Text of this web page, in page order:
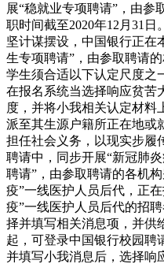
展“稳就业专项聘请”，由参
职时间截至2020年12月31
坚计谋摆设，中国银行正在
生专项聘请”，由参取聘请
学生须合适以下认定尺度之
在报名系统当选择响应贫苦
度，并将小我相关认定材料
派至其生源户籍所正在地或
担任社会义务，以现实步履
聘请中，同步开展“新冠肺
聘请”，由参取聘请的各机
疫”一线医护人员后代，正
疫”一线医护人员后代的招
择并填写相关消息项，并供
起，可登录中国银行校园聘
并填写小我消息后，选择响